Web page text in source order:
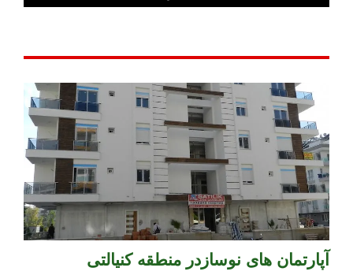
آپارتمان های نوسازدر منطقه کنیالتی